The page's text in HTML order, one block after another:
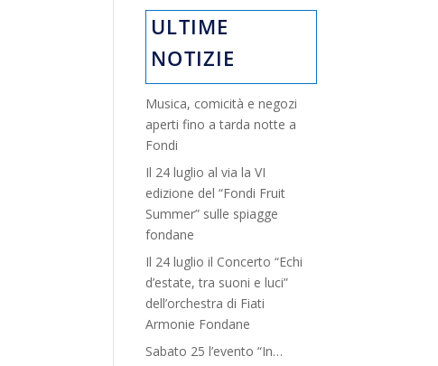
ULTIME
NOTIZIE
Musica, comicità e negozi
aperti fino a tarda notte a
Fondi
Il 24 luglio al via la VI
edizione del “Fondi Fruit
Summer” sulle spiagge
fondane
Il 24 luglio il Concerto “Echi
d’estate, tra suoni e luci”
dell’orchestra di Fiati
Armonie Fondane
Sabato 25 l’evento “In…